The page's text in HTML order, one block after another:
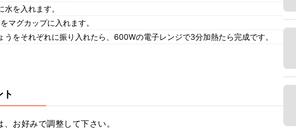
水を入れます。
マグカップに入れます。
うをそれぞれに振り入れたら、600Wの電子レンジで3分加熱たら完成です。
ト
お好みで調整して下さい。